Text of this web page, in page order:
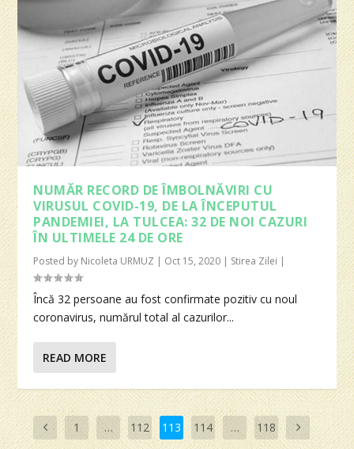
NUMĂR RECORD DE ÎMBOLNĂVIRI CU
VIRUSUL COVID-19, DE LA ÎNCEPUTUL
PANDEMIEI, LA TULCEA: 32 DE NOI CAZURI
ÎN ULTIMELE 24 DE ORE
Posted by Nicoleta URMUZ | Oct 15, 2020 | Stirea Zilei |
Încă 32 persoane au fost confirmate pozitiv cu noul
coronavirus, numărul total al cazurilor...
READ MORE
1 … 112 113 114 … 118